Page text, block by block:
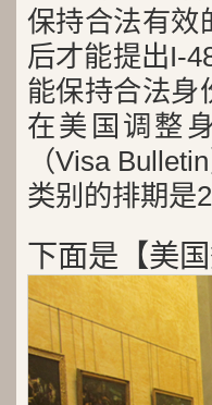
保持合法有效
后才能提出I-
能保持合法身
在美国调整
（Visa
类别的排期是
下面是【美